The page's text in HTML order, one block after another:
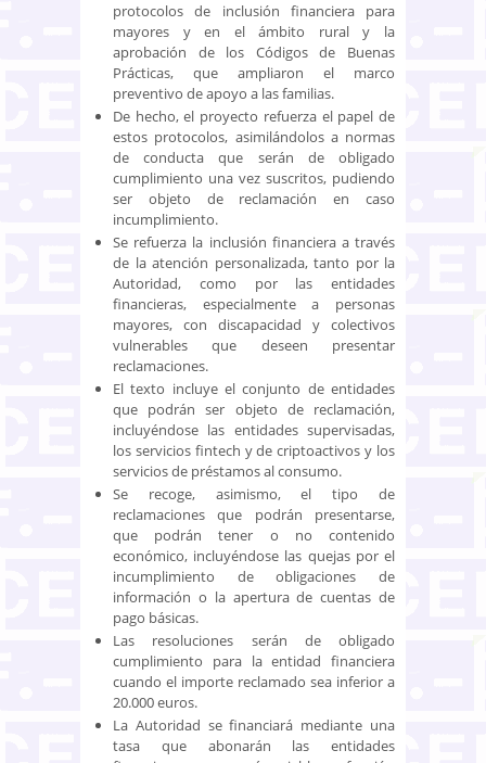
protocolos de inclusión financiera para
mayores y en el ámbito rural y la
aprobación de los Códigos de Buenas
Prácticas, que ampliaron el marco
preventivo de apoyo a las familias.
De hecho, el proyecto refuerza el papel de
estos protocolos, asimilándolos a normas
de conducta que serán de obligado
cumplimiento una vez suscritos, pudiendo
ser objeto de reclamación en caso
incumplimiento.
Se refuerza la inclusión financiera a través
de la atención personalizada, tanto por la
Autoridad, como por las entidades
financieras, especialmente a personas
mayores, con discapacidad y colectivos
vulnerables que deseen presentar
reclamaciones.
El texto incluye el conjunto de entidades
que podrán ser objeto de reclamación,
incluyéndose las entidades supervisadas,
los servicios fintech y de criptoactivos y los
servicios de préstamos al consumo.
Se recoge, asimismo, el tipo de
reclamaciones que podrán presentarse,
que podrán tener o no contenido
económico, incluyéndose las quejas por el
incumplimiento de obligaciones de
información o la apertura de cuentas de
pago básicas.
Las resoluciones serán de obligado
cumplimiento para la entidad financiera
cuando el importe reclamado sea inferior a
20.000 euros.
La Autoridad se financiará mediante una
tasa que abonarán las entidades